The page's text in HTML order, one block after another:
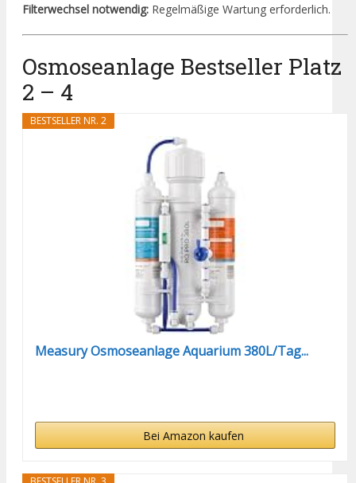
Filterwechsel notwendig: Regelmäßige Wartung erforderlich.
Osmoseanlage Bestseller Platz
2 – 4
BESTSELLER NR. 2
Measury Osmoseanlage Aquarium 380L/Tag...
Bei Amazon kaufen